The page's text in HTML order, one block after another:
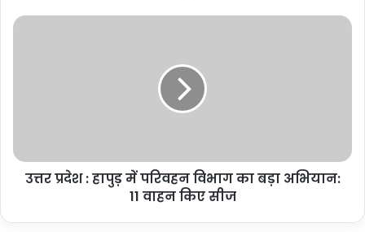
हैंडलूम
से
अधिक
प्रोडक्ट्स
उत्तर
बड़ा
अभियान:
उत्तर प्रदेश : हापुड़ में परिवहन विभाग का बड़ा अभियान:
11 वाहन किए सीज